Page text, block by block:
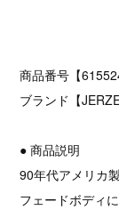
商品番号【
ブランド【
● 商品説明
90年代アメリカ製
フェードボディ